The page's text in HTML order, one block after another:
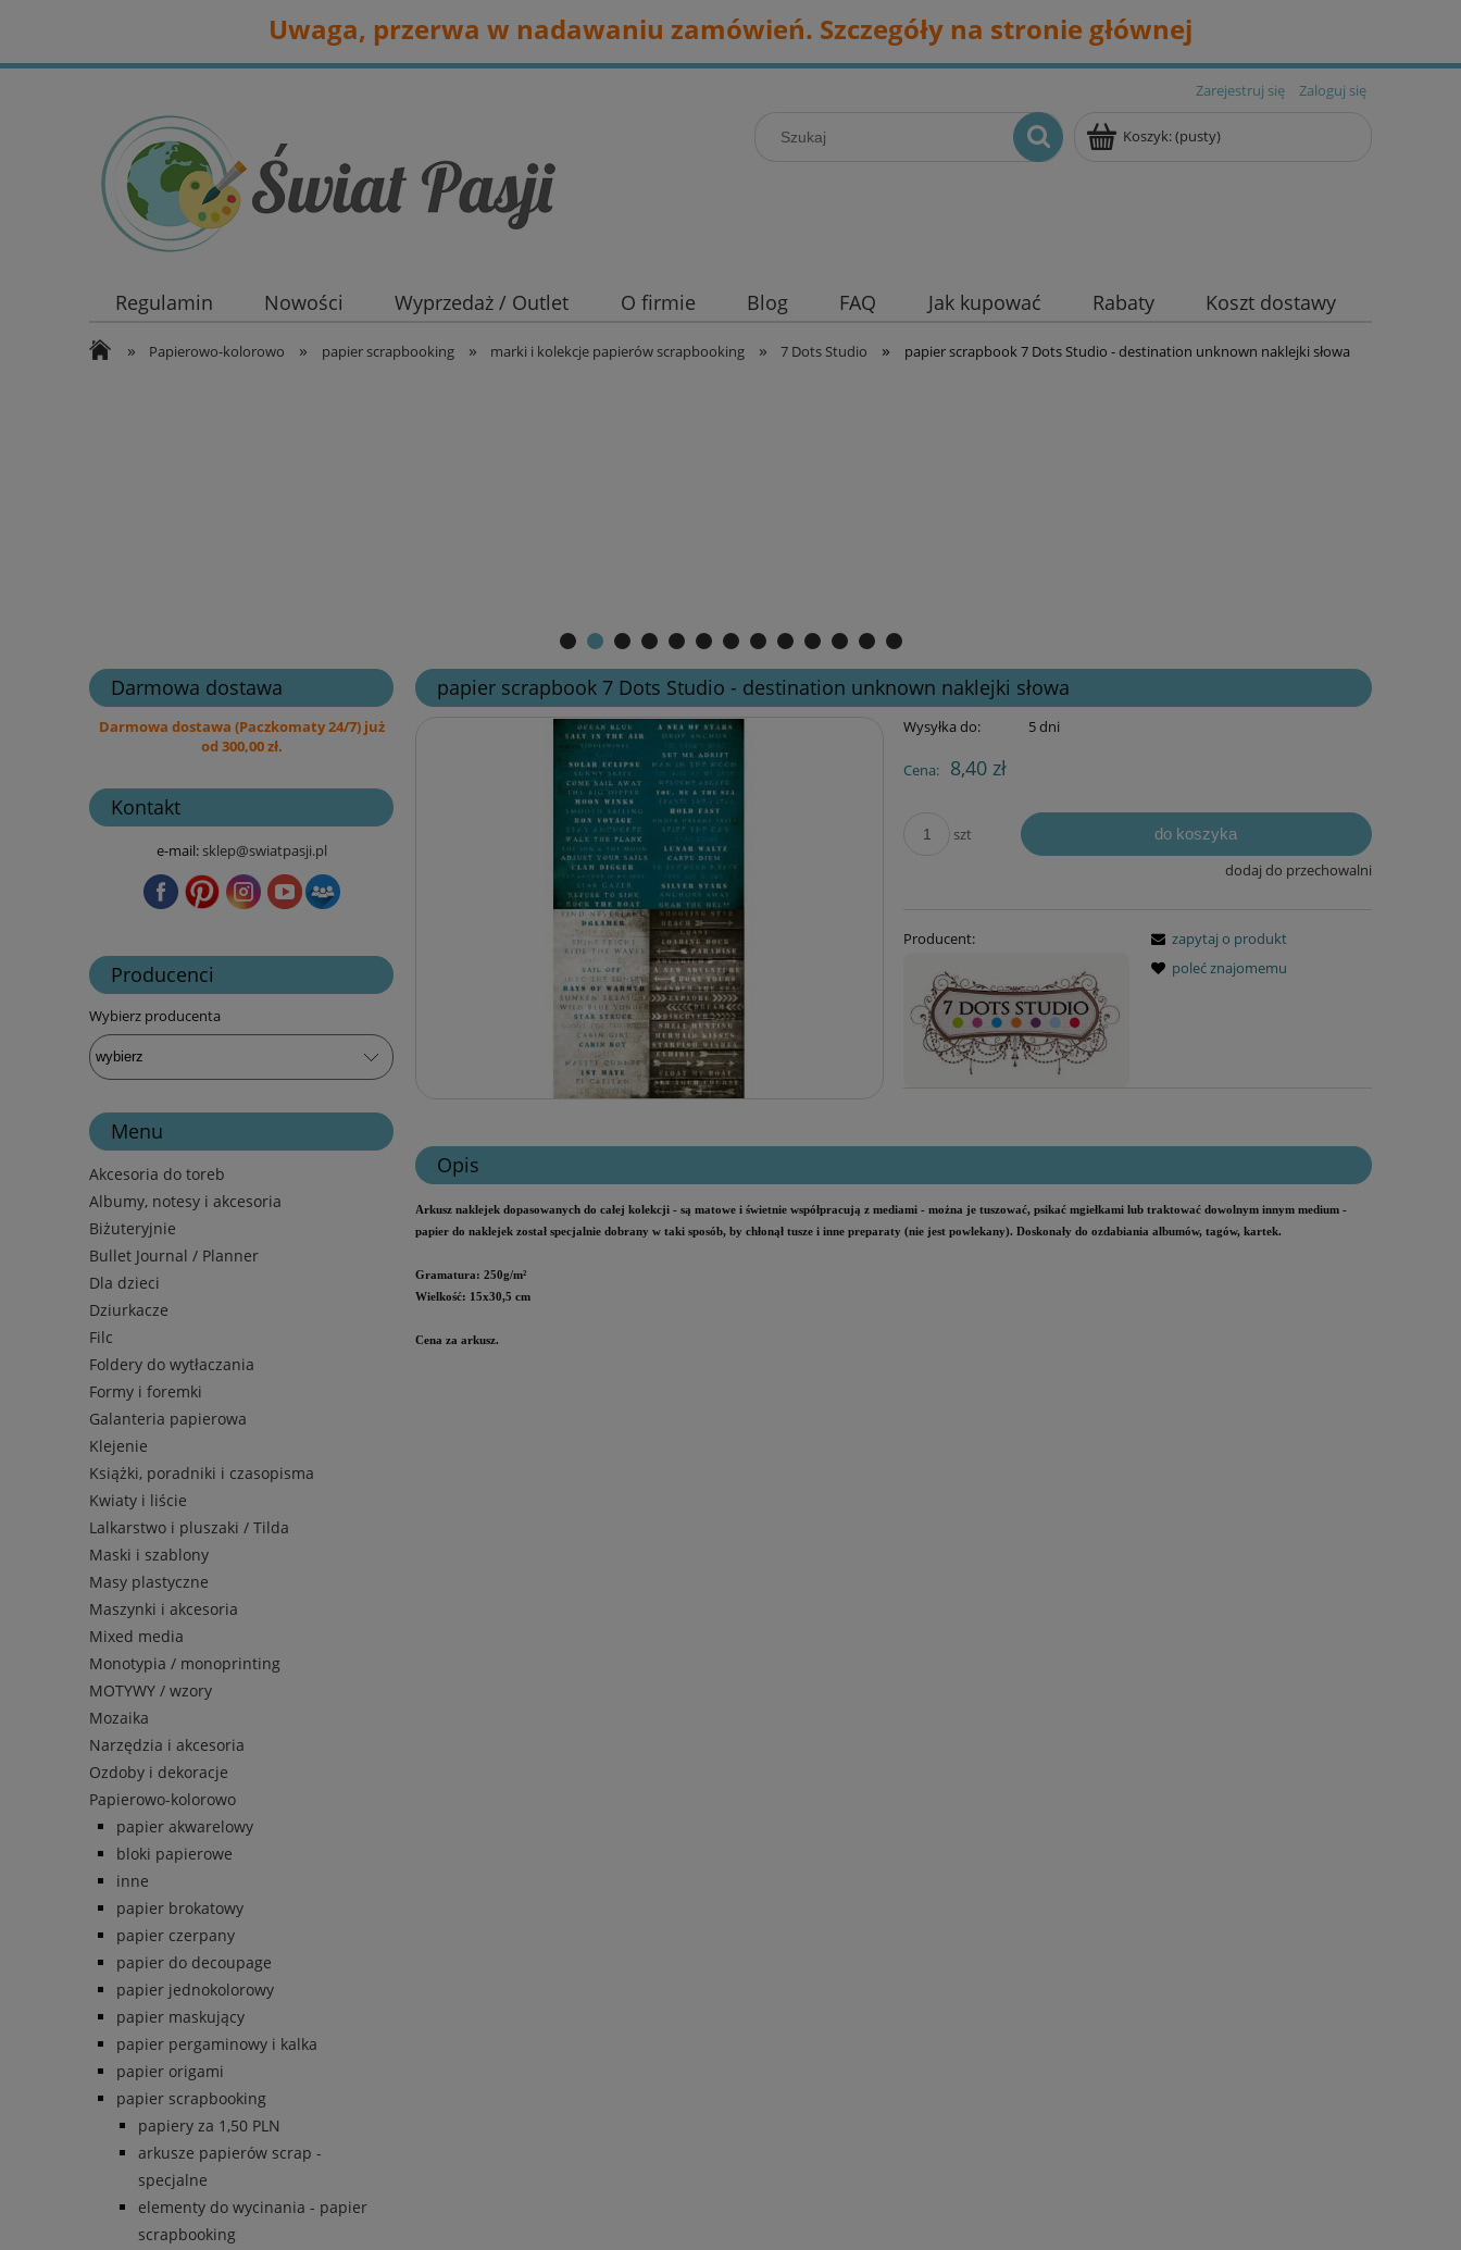
Uwaga, przerwa w nadawaniu zamówień. Szczegóły na stronie głównej
Zarejestruj się Zaloguj się
Koszyk:(pusty)
Regulamin Nowości Wyprzedaż / Outlet O firmie Blog FAQ Jak kupować Rabaty Koszt dostawy
» Papierowo-kolorowo » papier scrapbooking » marki i kolekcje papierów scrapbooking » 7 Dots Studio » papier scrapbook 7 Dots Studio - destination unknown naklejki słowa
Darmowa dostawa
Darmowa dostawa (Paczkomaty 24/7) już
od 300,00 zł.
Kontakt
e-mail:sklep@swiatpasji.pl
Producenci
Wybierz producenta
Menu
Akcesoria do toreb
Albumy, notesy i akcesoria
Biżuteryjnie
Bullet Journal / Planner
Dla dzieci
Dziurkacze
Filc
Foldery do wytłaczania
Formy i foremki
Galanteria papierowa
Klejenie
Książki, poradniki i czasopisma
Kwiaty i liście
Lalkarstwo i pluszaki / Tilda
Maski i szablony
Masy plastyczne
Maszynki i akcesoria
Mixed media
Monotypia / monoprinting
MOTYWY / wzory
Mozaika
Narzędzia i akcesoria
Ozdoby i dekoracje
Papierowo-kolorowo
papier akwarelowy
bloki papierowe
inne
papier brokatowy
papier czerpany
papier do decoupage
papier jednokolorowy
papier maskujący
papier pergaminowy i kalka
papier origami
papier scrapbooking
papiery za 1,50 PLN
arkusze papierów scrap -
specjalne
elementy do wycinania - papier
scrapbooking
papier scrapbook 7 Dots Studio - destination unknown naklejki słowa
Wysyłka do: 5 dni
Cena: 8,40 zł
szt do koszyka
dodaj do przechowalni
Producent:
zapytaj o produkt
poleć znajomemu
Opis
Arkusz naklejek dopasowanych do całej kolekcji - są matowe i świetnie współpracują z mediami - można je tuszować, psikać mgiełkami lub traktować dowolnym innym medium -
papier do naklejek został specjalnie dobrany w taki sposób, by chłonął tusze i inne preparaty (nie jest powlekany). Doskonały do ozdabiania albumów, tagów, kartek.
Gramatura: 250g/m²
Wielkość: 15x30,5 cm
Cena za arkusz.